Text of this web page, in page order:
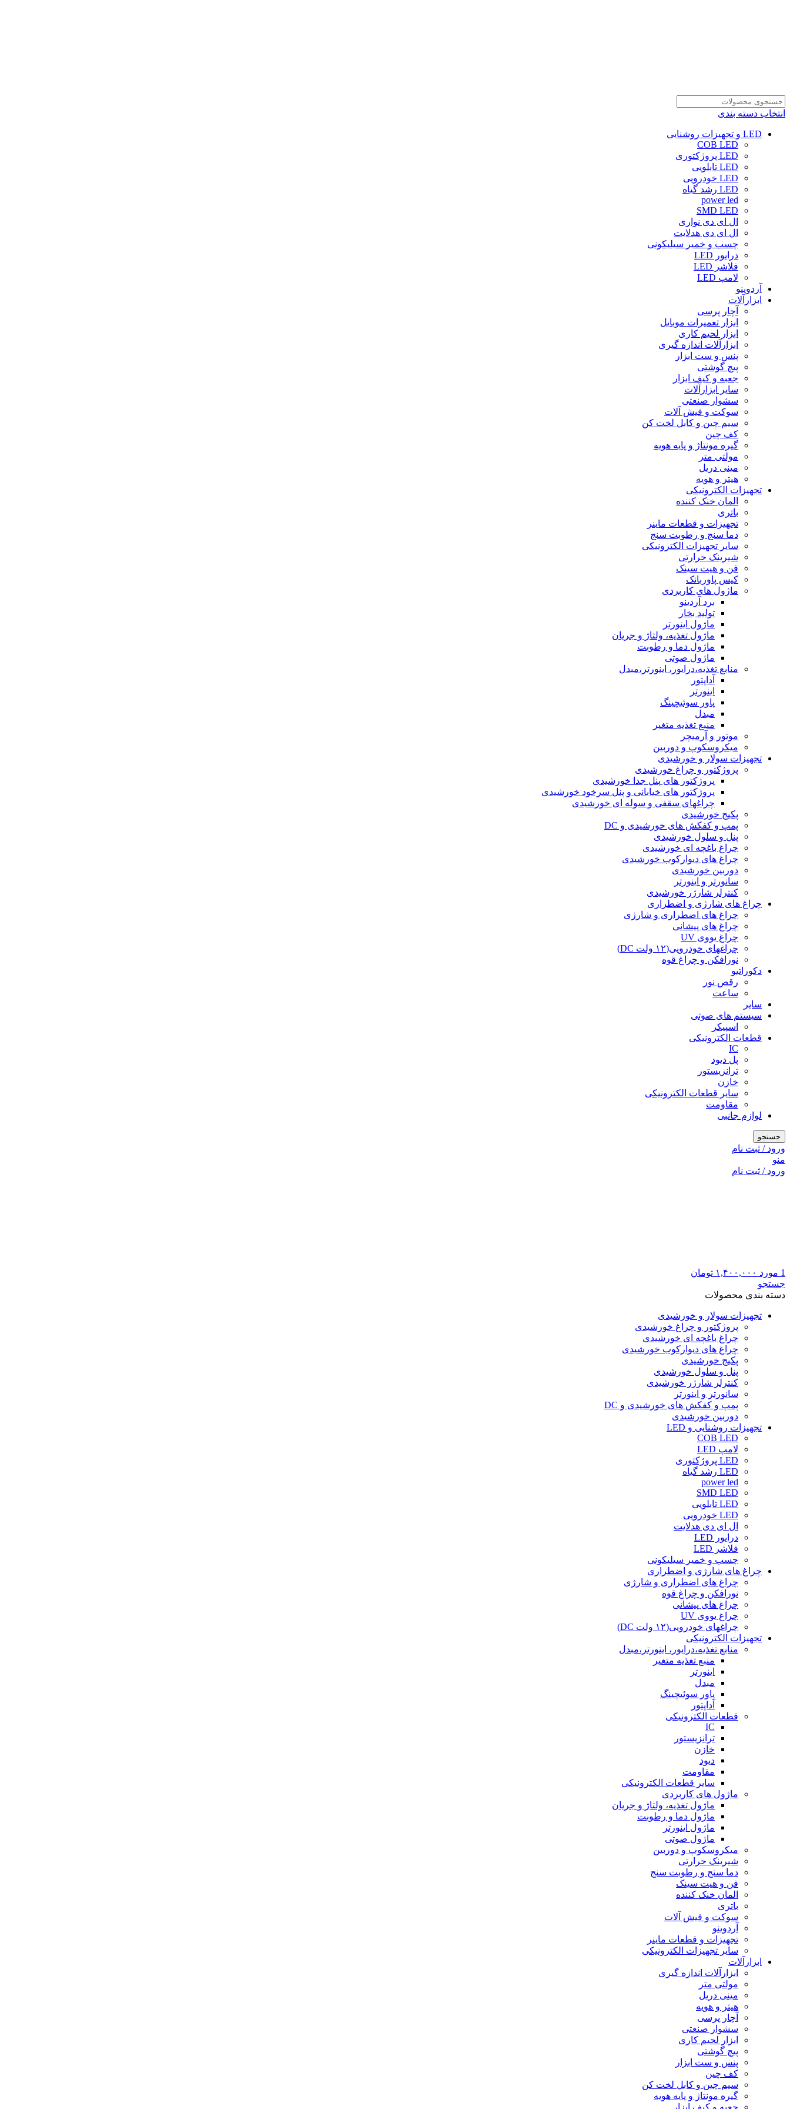
انتخاب دسته بندی
LED و تجهیزات روشنایی
COB LED
LED پروژکتوری
LED تابلویی
LED خودرویی
LED رشد گیاه
power led
SMD LED
ال ای دی نواری
ال ای دی هدلایت
چسب و خمیر سیلیکونی
درایور LED
فلاشر LED
لامپ LED
آردوینو
ابزارآلات
آچار پرسی
ابزار تعمیرات موبایل
ابزار لحیم کاری
ابزارآلات اندازه گیری
پنس و ست ابزار
پیچ گوشتی
جعبه و کیف ابزار
سایر ابزارآلات
سشوار صنعتی
سوکت و فیش آلات
سیم چین و کابل لخت کن
کف چین
گیره مونتاژ و پایه هویه
مولتی متر
مینی دریل
هیتر و هویه
تجهیزات الکترونیکی
المان خنک کننده
باتری
تجهیزات و قطعات ماینر
دما سنج و رطوبت سنج
سایر تجهیزات الکترونیکی
شیرینک حرارتی
فن و هیت سینک
کیس پاوربانک
ماژول های کاربردی
برد آردینو
تولید بخار
ماژول اینورتر
ماژول تغذیه، ولتاژ و جریان
ماژول دما و رطوبت
ماژول صوتی
منابع تغذیه،درایور، اینورتر،مبدل
آداپتور
اینورتر
پاور سوئیچینگ
مبدل
منبع تغذیه متغیر
موتور و آرمیچر
میکروسکوپ و دوربین
تجهیزات سولار و خورشیدی
پروژکتور و چراغ خورشیدی
پروژکتور های پنل جدا خورشیدی
پروژکتور های خیابانی و پنل سرخود خورشیدی
چراغهای سقفی و سوله ای خورشیدی
پکیج خورشیدی
پمپ و کفکش های خورشیدی و DC
پنل و سلول خورشیدی
چراغ باغچه ای خورشیدی
چراغ های دیوارکوب خورشیدی
دوربین خورشیدی
سانورتر و اینورتر
کنترلر شارژر خورشیدی
چراغ های شارژی و اضطراری
چراغ های اضطراری و شارژی
چراغ های پیشانی
چراغ یووی UV
چراغهای خودرویی(۱۲ ولت DC)
نورافکن و چراغ قوه
دکوراتیو
رقص نور
ساعت
سایر
سیستم های صوتی
اسپیکر
قطعات الکترونیکی
IC
پل دیود
ترانزیستور
خازن
سایر قطعات الکترونیکی
مقاومت
لوازم جانبی
جستجو
ورود / ثبت نام
منو
ورود / ثبت نام
1 مورد ۱,۴۰۰,۰۰۰ تومان
جستجو
دسته بندی محصولات
تجهیزات سولار و خورشیدی
پروژکتور و چراغ خورشیدی
چراغ باغچه ای خورشیدی
چراغ های دیوارکوب خورشیدی
پکیج خورشیدی
پنل و سلول خورشیدی
کنترلر شارژر خورشیدی
سانورتر و اینورتر
پمپ و کفکش های خورشیدی و DC
دوربین خورشیدی
تجهیزات روشنایی و LED
COB LED
لامپ LED
LED پروژکتوری
LED رشد گیاه
power led
SMD LED
LED تابلویی
LED خودرویی
ال ای دی هدلایت
درایور LED
فلاشر LED
چسب و خمیر سیلیکونی
چراغ های شارژی و اضطراری
چراغ های اضطراری و شارژی
نورافکن و چراغ قوه
چراغ های پیشانی
چراغ یووی UV
چراغهای خودرویی(۱۲ ولت DC)
تجهیزات الکترونیکی
منابع تغذیه،درایور، اینورتر،مبدل
منبع تغذیه متغیر
اینورتر
مبدل
پاور سوئیچینگ
آداپتور
قطعات الکترونیکی
IC
ترانزیستور
خازن
دیود
مقاومت
سایر قطعات الکترونیکی
ماژول های کاربردی
ماژول تغذیه، ولتاژ و جریان
ماژول دما و رطوبت
ماژول اینورتر
ماژول صوتی
میکروسکوپ و دوربین
شیرینک حرارتی
دما سنج و رطوبت سنج
فن و هیت سینک
المان خنک کننده
باتری
سوکت و فیش آلات
آردوینو
تجهیزات و قطعات ماینر
سایر تجهیزات الکترونیکی
ابزارآلات
ابزارآلات اندازه گیری
مولتی متر
مینی دریل
هیتر و هویه
آچار پرسی
سشوار صنعتی
ابزار لحیم کاری
پیچ گوشتی
پنس و ست ابزار
کف چین
سیم چین و کابل لخت کن
گیره مونتاژ و پایه هویه
جعبه و کیف ابزار